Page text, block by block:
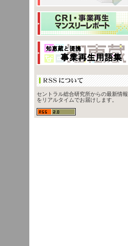
セントラル総合研究所からの最新情報
をリアルタイムでお届けします。